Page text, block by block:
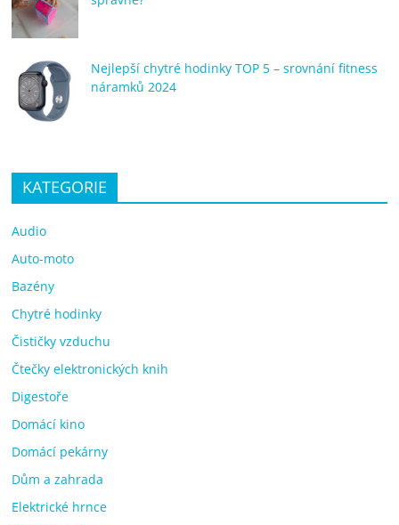
Nejlepší chytré hodinky TOP 5 – srovnání fitness
náramků 2024
KATEGORIE
Audio
Auto-moto
Bazény
Chytré hodinky
Čističky vzduchu
Čtečky elektronických knih
Digestoře
Domácí kino
Domácí pekárny
Dům a zahrada
Elektrické hrnce